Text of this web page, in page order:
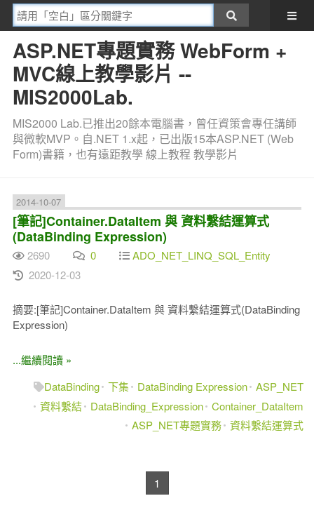
ASP.NET專題實務 WebForm +
MVC線上教學影片 --
MIS2000Lab.
MIS2000 Lab.已推出20餘本電腦書，曾任資策會專任講師
與微軟MVP。自.NET 1.x起，已出版15本ASP.NET (Web
Form)書籍，也有遠距教學 線上教程 教學影片
2014-10-07
[筆記]Container.DataItem 與 資料繫結運算式
(DataBinding Expression)
2690 0
ADO_NET_LINQ_SQL_Entity
2020-12-03
摘要:[筆記]Container.DataItem 與 資料繫結運算式(DataBinding
Expression)
...繼續閱讀 »
DataBinding 下集 DataBinding Expression ASP_NET
資料繫結
DataBinding_Expression Container_DataItem
ASP_NET專題實務 資料繫結運算式
1